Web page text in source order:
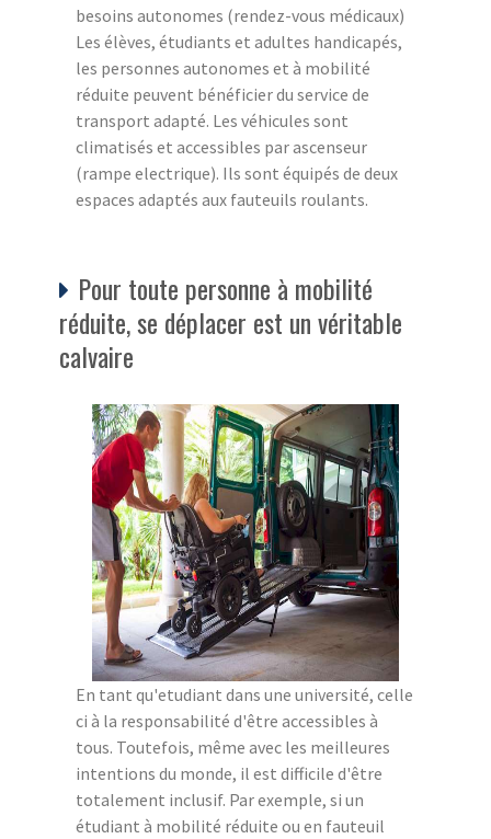
besoins autonomes (rendez-vous médicaux)
Les élèves, étudiants et adultes handicapés,
les personnes autonomes et à mobilité
réduite peuvent bénéficier du service de
transport adapté. Les véhicules sont
climatisés et accessibles par ascenseur
(rampe electrique). Ils sont équipés de deux
espaces adaptés aux fauteuils roulants.
Pour toute personne à mobilité
réduite, se déplacer est un véritable
calvaire
En tant qu'etudiant dans une université, celle
ci à la responsabilité d'être accessibles à
tous. Toutefois, même avec les meilleures
intentions du monde, il est difficile d'être
totalement inclusif. Par exemple, si un
étudiant à mobilité réduite ou en fauteuil